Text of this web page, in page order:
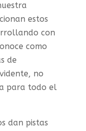
estos
con
como
de
no
para todo el
dan pistas